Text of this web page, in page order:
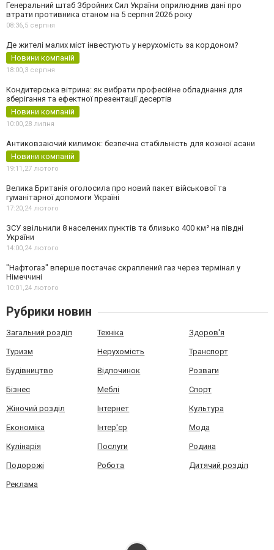
Генеральний штаб Збройних Сил України оприлюднив дані про
втрати противника станом на 5 серпня 2026 року
08:36,5 серпня
Де жителі малих міст інвестують у нерухомість за кордоном?
Новини компаній
18:00,3 серпня
Кондитерська вітрина: як вибрати професійне обладнання для
зберігання та ефектної презентації десертів
Новини компаній
10:00,28 липня
Антиковзаючий килимок: безпечна стабільність для кожної асани
Новини компаній
19:11,27 лютого
Велика Британія оголосила про новий пакет військової та
гуманітарної допомоги Україні
17:20,24 лютого
ЗСУ звільнили 8 населених пунктів та близько 400 км² на півдні
України
14:00,24 лютого
"Нафтогаз" вперше постачає скраплений газ через термінал у
Німеччині
10:01,24 лютого
Рубрики новин
Загальний розділ Техніка Здоров'я
Туризм Нерухомість Транспорт
Будівництво Відпочинок Розваги
Бізнес Меблі Спорт
Жіночий розділ Інтернет Культура
Економіка Інтер'єр Мода
Кулінарія Послуги Родина
Подорожі Робота Дитячий розділ
Реклама